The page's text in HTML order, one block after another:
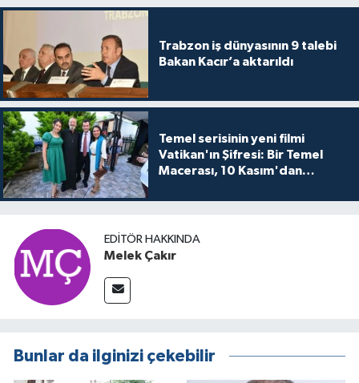
Trabzon iş dünyasının 9 talebi
Bakan Kacır’a aktarıldı
Temel serisinin yeni filmi
Vatikan'ın Şifresi: Bir Temel
Macerası, 10 Kasım'dan
buluşuyo
EDITÖR HAKKINDA
Melek Çakır
Bunlar da ilginizi çekebilir